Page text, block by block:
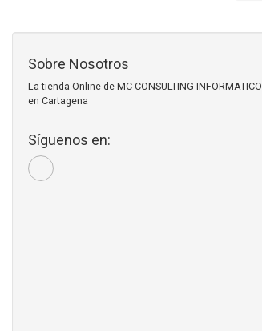
Sobre Nosotros
La tienda Online de MC CONSULTING INFORMATICO
en Cartagena
Síguenos en: